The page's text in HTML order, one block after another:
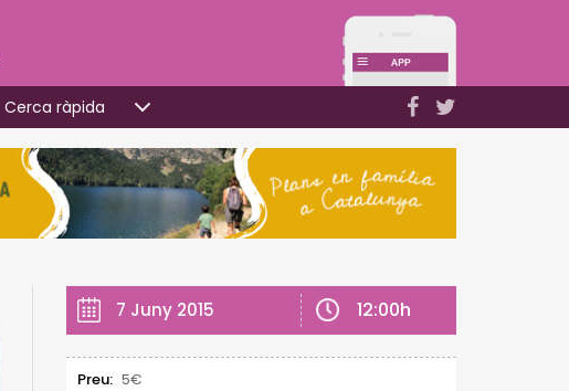
Cerca ràpida
7 Juny 2015 12:00h
Preu: 5€